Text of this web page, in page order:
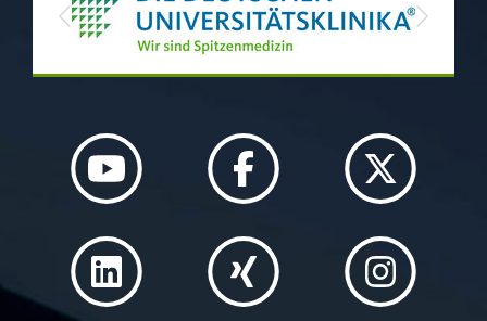
Previous Next